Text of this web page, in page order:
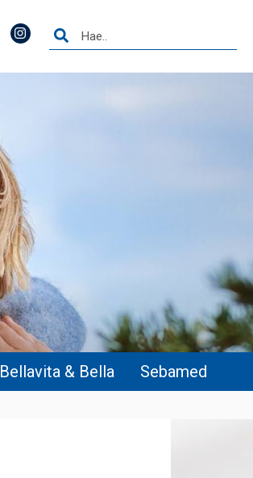
Bellavita & Bella Sebamed